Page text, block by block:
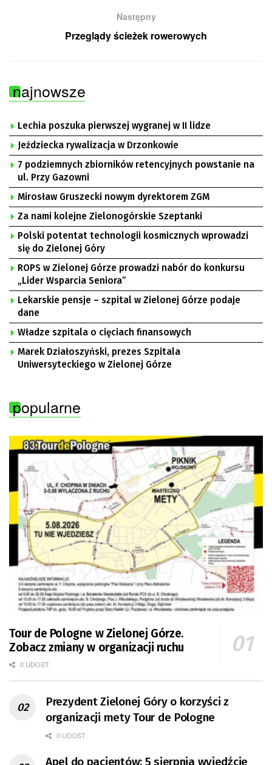
Następny
Przeglądy ścieżek rowerowych
najnowsze
Lechia poszuka pierwszej wygranej w II lidze
Jeździecka rywalizacja w Drzonkowie
7 podziemnych zbiorników retencyjnych powstanie na
ul. Przy Gazowni
Mirosław Gruszecki nowym dyrektorem ZGM
Za nami kolejne Zielonogórskie Szeptanki
Polski potentat technologii kosmicznych wprowadzi
się do Zielonej Góry
ROPS w Zielonej Górze prowadzi nabór do konkursu
„Lider Wsparcia Seniora”
Lekarskie pensje – szpital w Zielonej Górze podaje
dane
Władze szpitala o cięciach finansowych
Marek Działoszyński, prezes Szpitala
Uniwersyteckiego w Zielonej Górze
popularne
Tour de Pologne w Zielonej Górze.
Zobacz zmiany w organizacji ruchu
0 UDOST.
Prezydent Zielonej Góry o korzyści z
organizacji mety Tour de Pologne
0 UDOST.
Apel do pacjentów: 5 sierpnia wyjedźcie